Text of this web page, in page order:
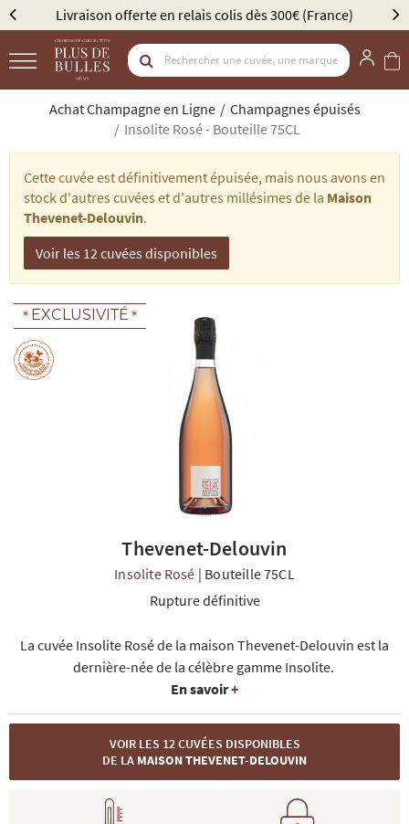
NOS COFFRETS DÉCOUVERTES NOS MEILLEURES VENTES
Livraison offerte en relais colis dès 300€ (France)
Achat Champagne en Ligne
Champagnes épuisés
Insolite Rosé - Bouteille 75CL
Cette cuvée est définitivement épuisée, mais nous avons en
stock d'autres cuvées et d'autres millésimes de la Maison
Thevenet-Delouvin.
Voir les 12 cuvées disponibles
EXCLUSIVITÉ
Thevenet-Delouvin
Insolite Rosé | Bouteille 75CL
Rupture définitive
La cuvée Insolite Rosé de la maison Thevenet-Delouvin est la
dernière-née de la célèbre gamme Insolite.
En savoir+
VOIR LES 12 CUVÉES DISPONIBLES
DE LA MAISON THEVENET-DELOUVIN